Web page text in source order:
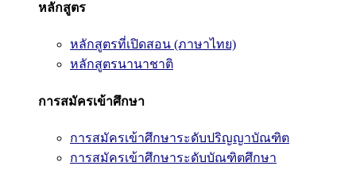
หลักสูตร
หลักสูตรที่เปิดสอน (ภาษาไทย)
หลักสูตรนานาชาติ
การสมัครเข้าศึกษา
การสมัครเข้าศึกษาระดับปริญญาบัณฑิต
การสมัครเข้าศึกษาระดับบัณฑิตศึกษา